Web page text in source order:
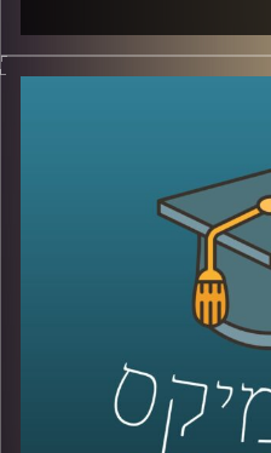
מאיר ג׳בדנפר, איראן
דיכוי אלים שבו נהרגו
בתוך איראן היום, איך
מרגיש מאוים, ואיך כל
שאנחנו רואים בכותרות.
מאיר ג׳בדנפר, מומחה
הספר לאודר לממשל,
רייכמן